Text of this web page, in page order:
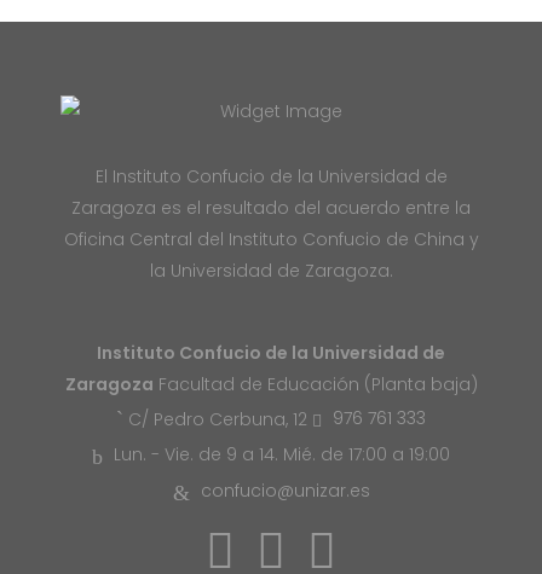
El Instituto Confucio de la Universidad de
Zaragoza es el resultado del acuerdo entre la
Oficina Central del Instituto Confucio de China y
la Universidad de Zaragoza.
Instituto Confucio de la Universidad de
Zaragoza Facultad de Educación (Planta baja)
C/ Pedro Cerbuna, 12
976 761 333
Lun. - Vie. de 9 a 14. Mié. de 17:00 a 19:00
confucio@unizar.es